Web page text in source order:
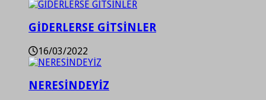
GİDERLERSE GİTSİNLER
16/03/2022
NERESİNDEYİZ